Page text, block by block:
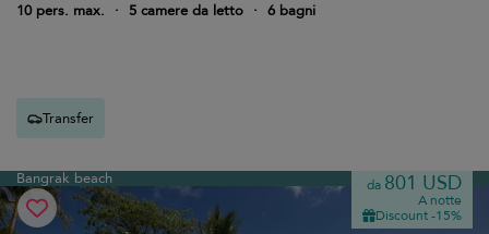
10 pers. max.
· 5 camere da letto · 6 bagni
Transfer
Bangrak beach da 801 USD
A notte
Discount -15%